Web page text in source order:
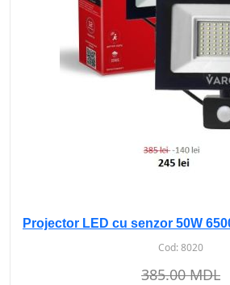
Cod:8020
385.00 MDL